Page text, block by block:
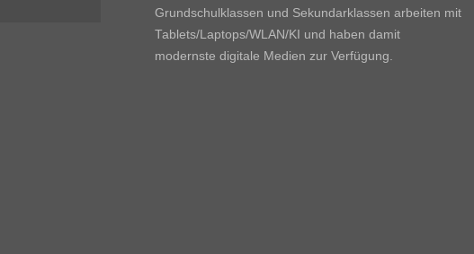
Grundschulklassen und Sekundarklassen arbeiten mit
Tablets/Laptops/WLAN/KI und haben damit
modernste digitale Medien zur Verfügung.